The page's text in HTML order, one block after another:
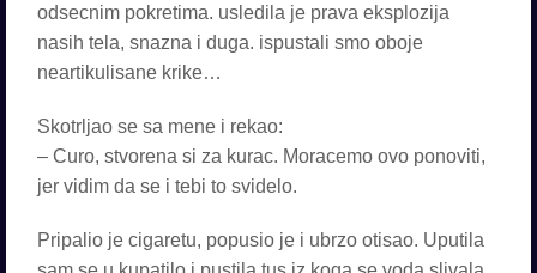
odsecnim pokretima. usledila je prava eksplozija
nasih tela, snazna i duga. ispustali smo oboje
neartikulisane krike…
Skotrljao se sa mene i rekao:
– Curo, stvorena si za kurac. Moracemo ovo ponoviti,
jer vidim da se i tebi to svidelo.
Pripalio je cigaretu, popusio je i ubrzo otisao. Uputila